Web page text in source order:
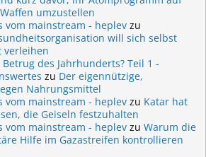
umzustellen
vom mainstream - heplev zu
will sich selbst
verleihen
Betrug des Jahrhunderts? Teil 1 -
zu Der eigennützige,
Nahrungsmittel
vom mainstream - heplev zu Katar hat
die Geiseln festzuhalten
vom mainstream - heplev zu Warum die
Hilfe im Gazastreifen kontrollieren